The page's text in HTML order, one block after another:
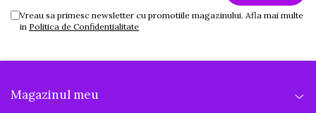
Vreau sa primesc newsletter cu promotiile magazinului. Afla mai multe
in Politica de Confidentialitate
Magazinul meu